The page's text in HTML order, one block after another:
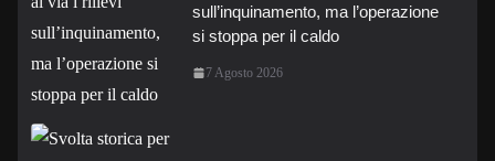
sull’inquinamento, ma l’operazione
si stoppa per il caldo
7 Agosto 2026